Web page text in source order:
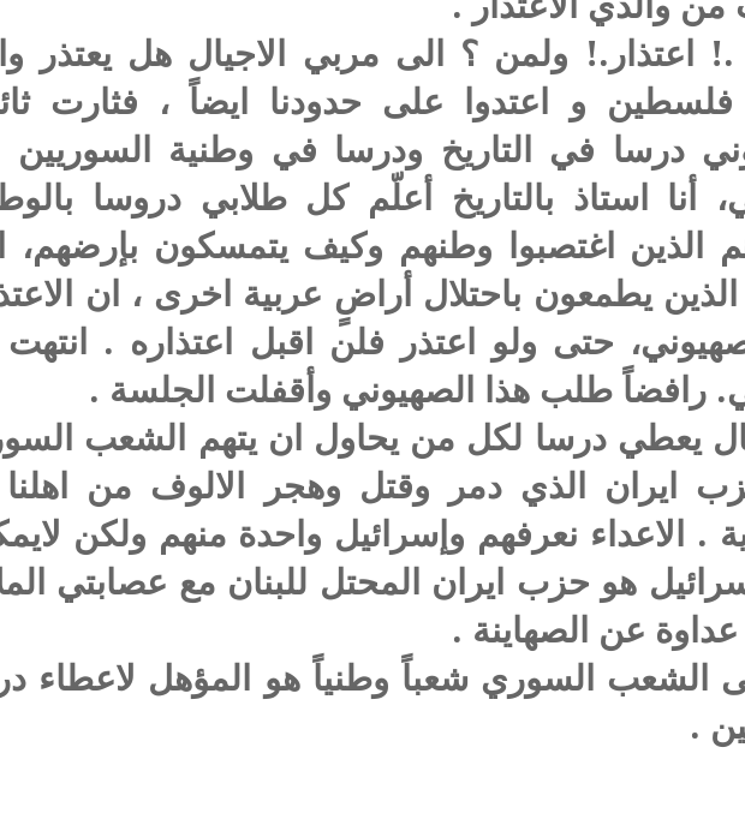
.! اعتذار.! ولمن ؟ الى مربي الاجيال هل يعتذر
فلسطين و اعتدوا على حدودنا ايضاً ، فثارت
درسا في التاريخ ودرسا في وطنية
أنا استاذ بالتاريخ أعلّم كل طلابي دروسا
الذين اغتصبوا وطنهم وكيف يتمسكون
الذين يطمعون باحتلال أراضٍ عربية اخرى ، ان
حتى ولو اعتذر فلن اقبل اعتذاره .
رافضاً طلب هذا الصهيوني وأقفلت الجلسة .
يعطي درسا لكل من يحاول ان يتهم الشعب السوري
ايران الذي دمر وقتل وهجر الالوف من
. الاعداء نعرفهم وإسرائيل واحدة منهم ولكن
هو حزب ايران المحتل للبنان مع عصابتي
عداوة عن الصهاينة .
الشعب السوري شعباً وطنياً هو المؤهل لاعطاء
.